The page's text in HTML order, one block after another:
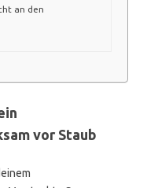
an den
vor Staub